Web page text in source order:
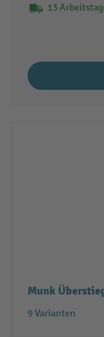
13
Munk
9 Varianten